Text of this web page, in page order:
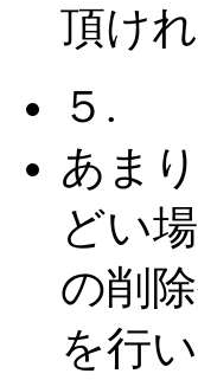
頂け
５.
あま
どい
の削
を行